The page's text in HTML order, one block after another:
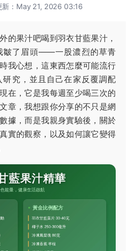
新：May 21, 2026 03:16
的果汁吧喝到羽衣甘藍果汁，
皺了眉頭——一股濃烈的草青
我心想，這東西怎麼可能流行
究，並且自己在家反覆調配
在，它是我每週至少喝三次的
章，我想跟你分享的不只是網
據，而是我親身實驗後，關於
實的觀察，以及如何讓它變得